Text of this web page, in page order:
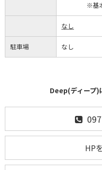
※基
なし
駐車場 なし
Deep(ディープ)
HP